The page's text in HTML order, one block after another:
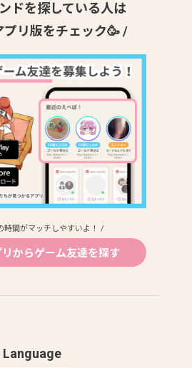
ドを探している人は
プリ版をチェック🥳 /
時間がマッチしやすいよ！ /
からゲーム友達を探す
Language